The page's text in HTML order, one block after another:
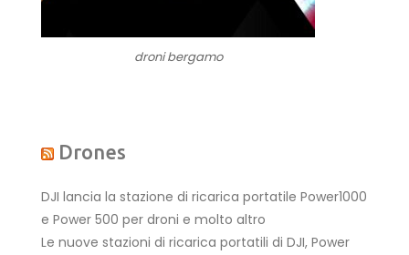
droni bergamo
Drones
DJI lancia la stazione di ricarica portatile Power1000
e Power 500 per droni e molto altro
Le nuove stazioni di ricarica portatili di DJI, Power